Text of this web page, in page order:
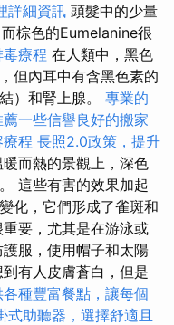
詳細資訊 頭髮中的少量
棕色的Eumelanine很
療程 在人類中，黑色
但內耳中有含黑色素的
）和腎上腺。 專業的
薦一些信譽良好的搬家
程 長照2.0政策，提升
而熱的景觀上，深色
這些有害的效果加起
化，它們形成了雀斑和
要，尤其是在游泳或
服，使用帽子和太陽
有人皮膚蒼白，但是
種豐富餐點，讓每個
式助聽器，選擇舒適且